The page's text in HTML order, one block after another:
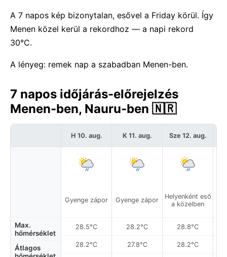
A 7 napos kép bizonytalan, esővel a Friday körül. Így
Menen közel kerül a rekordhoz — a napi rekord
30°C.
A lényeg: remek nap a szabadban Menen-ben.
7 napos időjárás-előrejelzés
Menen-ben, Nauru-ben 🇳🇷
Max.
hőmérséklet
Átlagos
H 10. aug.
Gyenge zápor
28.5°C
28.2°C
K 11. aug.
Gyenge zápor
28.2°C
27.8°C
Sze 12. aug.
Helyenként eső
a közelben
28.8°C
28.2°C